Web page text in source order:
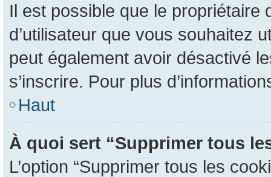
Il est possible que le propriétaire
d’utilisateur que vous souhaitez
peut également avoir désactivé
s’inscrire. Pour plus
Haut
À quoi sert “Supprimer tous
L’option “Supprimer tous les